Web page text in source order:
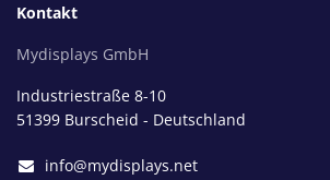
Kontakt
Mydisplays GmbH
Industriestraße 8-10
51399 Burscheid - Deutschland
info@mydisplays.net